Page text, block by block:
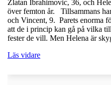
Zlatan Ibrahimovic, 36, och
över femton år. Tillsammans
och Vincent, 9. Parets enorma
att de i princip kan gå på vilka
fester de vill. Men Helena är
Läs vidare